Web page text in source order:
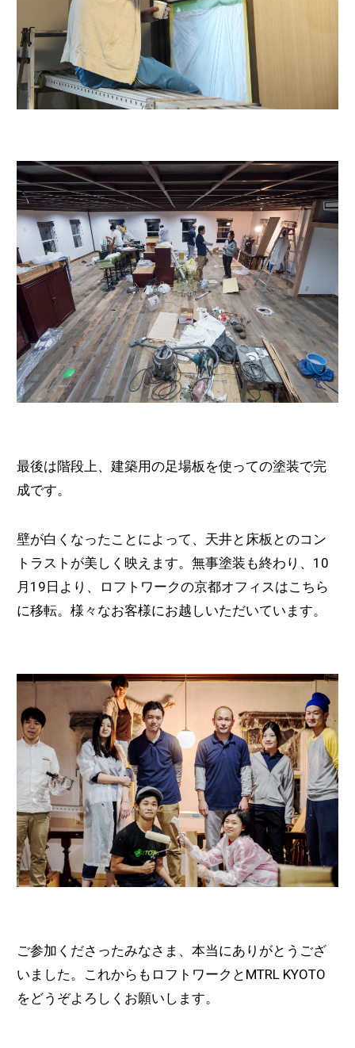
最後は階段上、建築用の足場板を使っての塗装で完
成です。
壁が白くなったことによって、天井と床板とのコン
トラストが美しく映えます。無事塗装も終わり、10
月19日より、ロフトワークの京都オフィスはこちら
に移転。様々なお客様にお越しいただいています。
ご参加くださったみなさま、本当にありがとうござ
いました。これからもロフトワークとMTRL KYOTO
をどうぞよろしくお願いします。